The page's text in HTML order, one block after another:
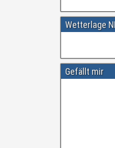
Wetterlage
Gefällt mir